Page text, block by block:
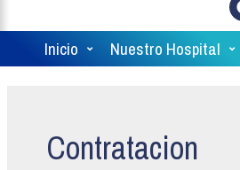
Inicio Nuestro Hospital
Contratacion